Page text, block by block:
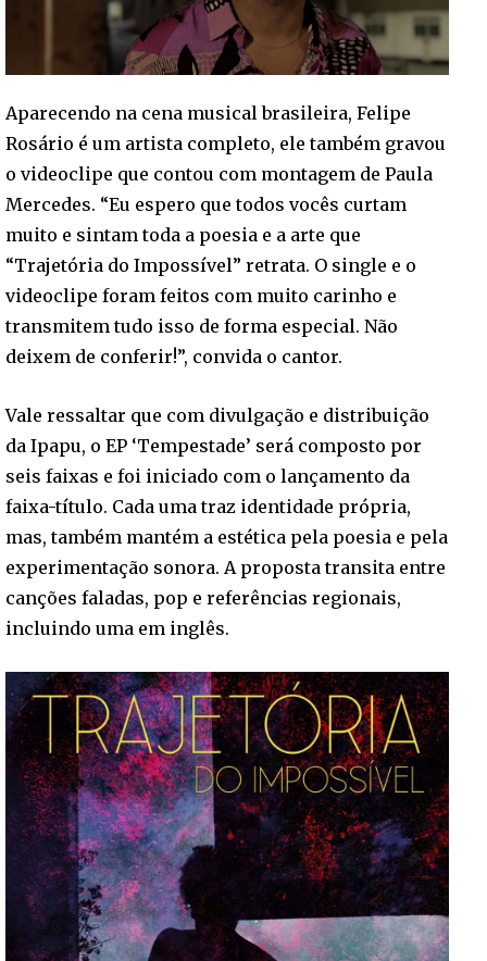
Aparecendo na cena musical brasileira, Felipe
Rosário é um artista completo, ele também gravou
o videoclipe que contou com montagem de Paula
Mercedes. “Eu espero que todos vocês curtam
muito e sintam toda a poesia e a arte que
“Trajetória do Impossível” retrata. O single e o
videoclipe foram feitos com muito carinho e
transmitem tudo isso de forma especial. Não
deixem de conferir!”, convida o cantor.
Vale ressaltar que com divulgação e distribuição
da Ipapu, o EP ‘Tempestade’ será composto por
seis faixas e foi iniciado com o lançamento da
faixa-título. Cada uma traz identidade própria,
mas, também mantém a estética pela poesia e pela
experimentação sonora. A proposta transita entre
canções faladas, pop e referências regionais,
incluindo uma em inglês.